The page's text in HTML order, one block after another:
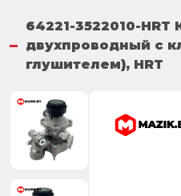
64221-3522010-HRT
двухпроводный с
глушителем), HRT